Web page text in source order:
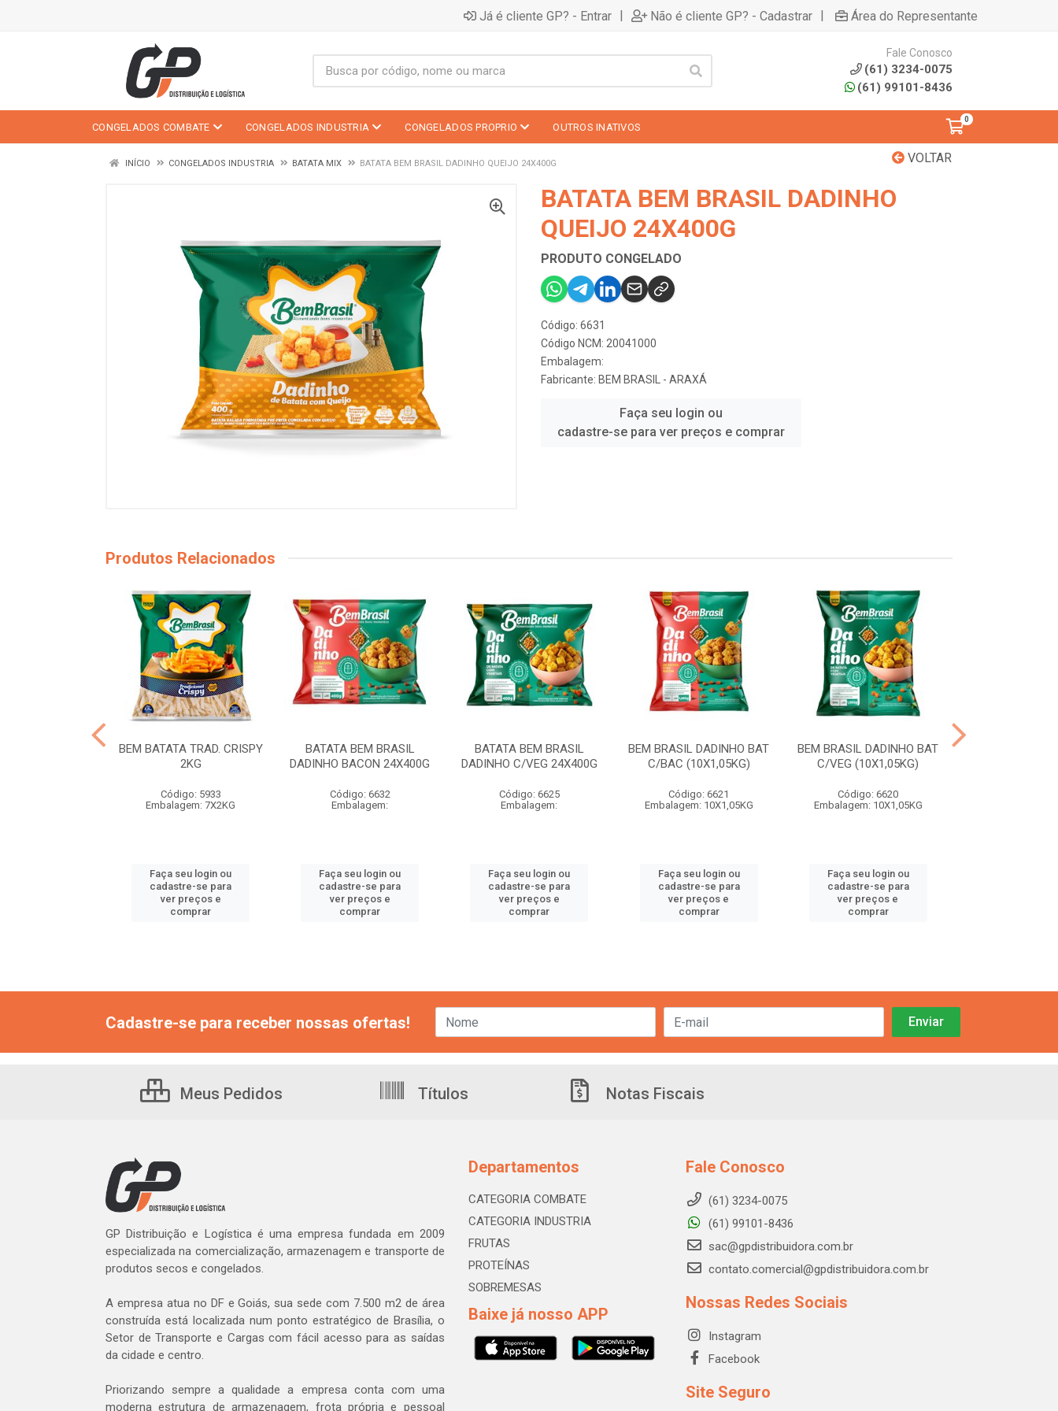
Já é cliente GP? - Entrar | Não é cliente GP? - Cadastrar | Área do Representante
Fale Conosco
(61) 3234-0075
(61) 99101-8436
CONGELADOS COMBATE CONGELADOS INDUSTRIA CONGELADOS PROPRIO OUTROS INATIVOS
0
VOLTAR
INÍCIO CONGELADOS INDUSTRIA BATATA MIX BATATA BEM BRASIL DADINHO QUEIJO 24X400G
BATATA BEM BRASIL DADINHO
QUEIJO 24X400G
PRODUTO CONGELADO
Código: 6631
Código NCM: 20041000
Embalagem:
Fabricante: BEM BRASIL - ARAXÁ
Faça seu login ou
cadastre-se para ver preços e comprar
Produtos Relacionados
BEM BATATA TRAD. CRISPY
2KG
Código: 5933
Embalagem: 7X2KG
Faça seu login ou
cadastre-se para
ver preços e
comprar
BATATA BEM BRASIL
DADINHO BACON 24X400G
Código: 6632
Embalagem:
Faça seu login ou
cadastre-se para
ver preços e
comprar
BATATA BEM BRASIL
DADINHO C/VEG 24X400G
Código: 6625
Embalagem:
Faça seu login ou
cadastre-se para
ver preços e
comprar
BEM BRASIL DADINHO BAT
C/BAC (10X1,05KG)
Código: 6621
Embalagem: 10X1,05KG
Faça seu login ou
cadastre-se para
ver preços e
comprar
BEM BRASIL DADINHO BAT
C/VEG (10X1,05KG)
Código: 6620
Embalagem: 10X1,05KG
Faça seu login ou
cadastre-se para
ver preços e
comprar
Cadastre-se para receber nossas ofertas!
Meus Pedidos Títulos Notas Fiscais
GP Distribuição e Logística é uma empresa fundada em 2009
especializada na comercialização, armazenagem e transporte de
produtos secos e congelados.
A empresa atua no DF e Goiás, sua sede com 7.500 m2 de área
construída está localizada num ponto estratégico de Brasília, o
Setor de Transporte e Cargas com fácil acesso para as saídas
da cidade e centro.
Priorizando sempre a qualidade a empresa conta com uma
moderna estrutura de armazenagem, frota própria e pessoal
Departamentos
CATEGORIA COMBATE
CATEGORIA INDUSTRIA
FRUTAS
PROTEÍNAS
SOBREMESAS
Baixe já nosso APP
Fale Conosco
(61) 3234-0075
(61) 99101-8436
sac@gpdistribuidora.com.br
contato.comercial@gpdistribuidora.com.br
Nossas Redes Sociais
Instagram
Facebook
Site Seguro